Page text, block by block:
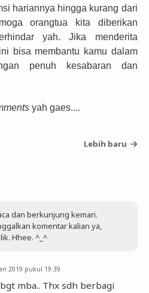
hariannya hingga kurang dari
orangtua kita diberikan
yah. Jika menderita
bisa membantu kamu dalam
penuh kesabaran dan
yah gaes....
Lebih baru
dan berkunjung kemari.
komentar kalian ya,
Hhee. ^_^
2019 pukul 19.39
mba.. Thx sdh berbagi